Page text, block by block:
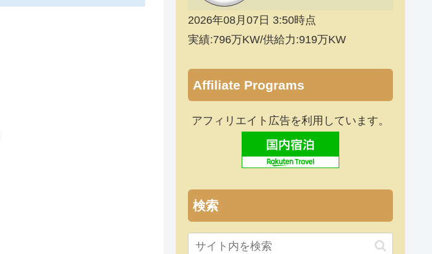
2026年08月07日 3:50時点
実績:796万KW/供給力:919万KW
Affiliate Programs
アフィリエイト広告を利用しています。
検索